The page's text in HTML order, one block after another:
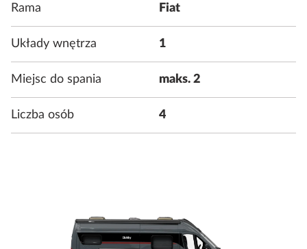
Rama Fiat
Układy wnętrza 1
Miejsc do spania maks. 2
Liczba osób 4